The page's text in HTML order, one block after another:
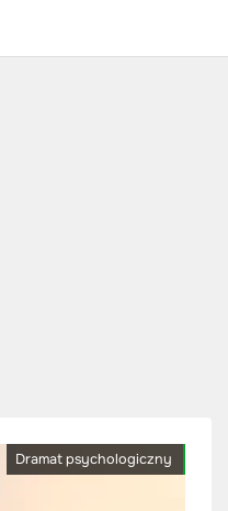
Dramat psychologiczny